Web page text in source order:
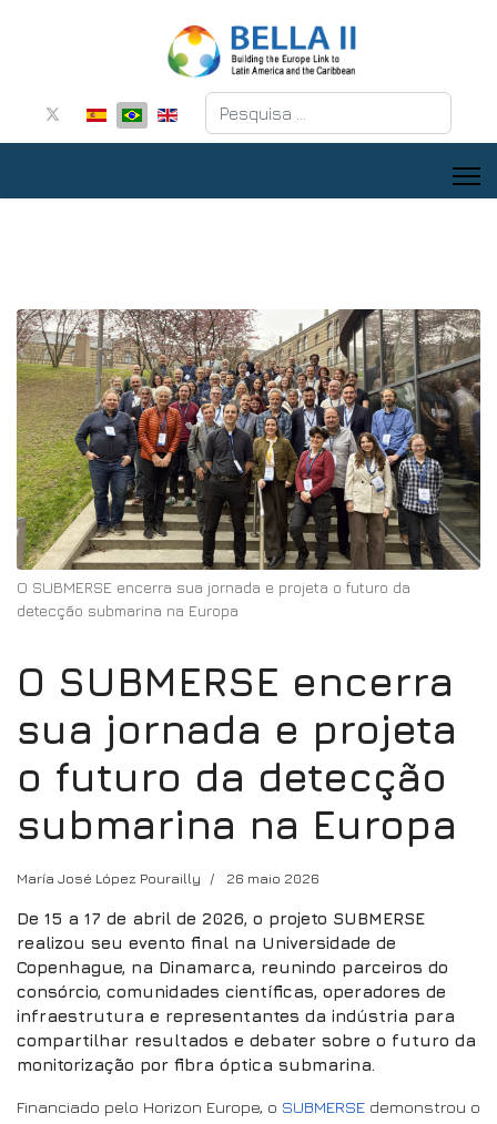
Pesquisar
O SUBMERSE encerra sua jornada e projeta o futuro da
detecção submarina na Europa
O SUBMERSE encerra
sua jornada e projeta
o futuro da detecção
submarina na Europa
María José López Pourailly 26 maio 2026
De 15 a 17 de abril de 2026, o projeto SUBMERSE
realizou seu evento final na Universidade de
Copenhague, na Dinamarca, reunindo parceiros do
consórcio, comunidades científicas, operadores de
infraestrutura e representantes da indústria para
compartilhar resultados e debater sobre o futuro da
monitorização por fibra óptica submarina.
Financiado pelo Horizon Europe, o SUBMERSE demonstrou o